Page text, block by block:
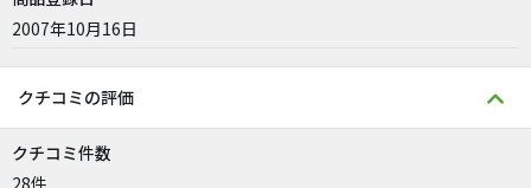
2007年10月16日
クチコミの評価
クチコミ件数
28件